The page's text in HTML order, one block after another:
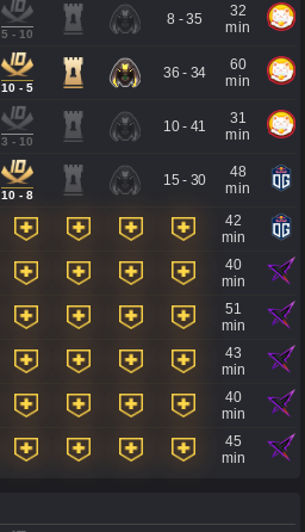
5 - 10
8 - 35
32
min
10 - 5
36 - 34
60
min
3 - 10
10 - 41
31
min
10 - 8
15 - 30
48
min
42
min
40
min
51
min
43
min
40
min
45
min